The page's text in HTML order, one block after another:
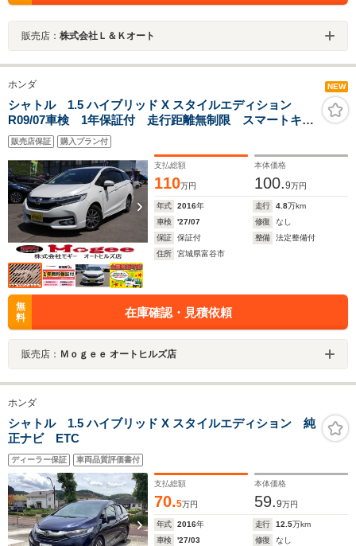
販売店： 株式会社Ｌ＆Ｋオート
ホンダ NEW
シャトル 1.5 ハイブリッド X スタイルエディション
R09/07車検 1年保証付 走行距離無制限 スマートキ
ー プッシュスタート オートクルーズ ETC ブレー
キサポート LEDライト フォグランプ メモリーナ
ビ ワンセグTV Bluetooth バックカメラ 14アルミ
販売店保証 購入プラン付
支払総額
110万円
本体価格
100.9万円
年式 2016年 走行 4.8万km
車検
'27/07 修復
なし
保証
保証付 整備
法定整備付
住所
宮城県富谷市
無
料
在庫確認・見積依頼
販売店： Ｍｏｇｅｅ オートヒルズ店
ホンダ
シャトル 1.5 ハイブリッド X スタイルエディション 純
正ナビ ETC
ディーラー保証 車両品質評価書付
支払総額
70.5万円
本体価格
59.9万円
年式 2016年 走行 12.5万km
車検
'27/03 修復 なし